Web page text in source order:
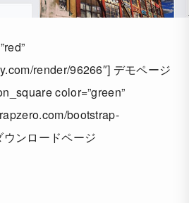
render/96266″] デモページ
color=”green”
bootstrap-
ンロードページ